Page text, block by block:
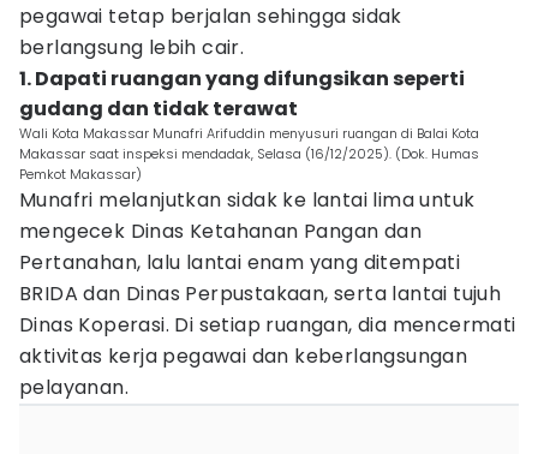
pegawai tetap berjalan sehingga sidak
berlangsung lebih cair.
1. Dapati ruangan yang difungsikan seperti
gudang dan tidak terawat
Wali Kota Makassar Munafri Arifuddin menyusuri ruangan di Balai Kota
Makassar saat inspeksi mendadak, Selasa (16/12/2025). (Dok. Humas
Pemkot Makassar)
Munafri melanjutkan sidak ke lantai lima untuk
mengecek Dinas Ketahanan Pangan dan
Pertanahan, lalu lantai enam yang ditempati
BRIDA dan Dinas Perpustakaan, serta lantai tujuh
Dinas Koperasi. Di setiap ruangan, dia mencermati
aktivitas kerja pegawai dan keberlangsungan
pelayanan.